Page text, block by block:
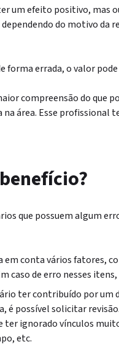
um efeito positivo, mas
do motivo da
forma errada, o valor
compreensão do que
área. Esse profissional
que possuem algum
em conta vários fatores,
de erro nesses
ter contribuído por um
possível solicitar
ter ignorado vínculos
etc.